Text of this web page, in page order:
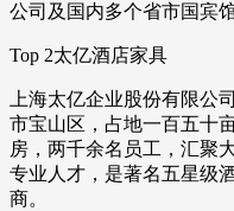
公司及国内多个省市国宾
Top 2太亿酒店家具
上海太亿企业股份有限公
市宝山区，占地一百五十
房，两千余名员工，汇聚
专业人才，是著名五星级
商。